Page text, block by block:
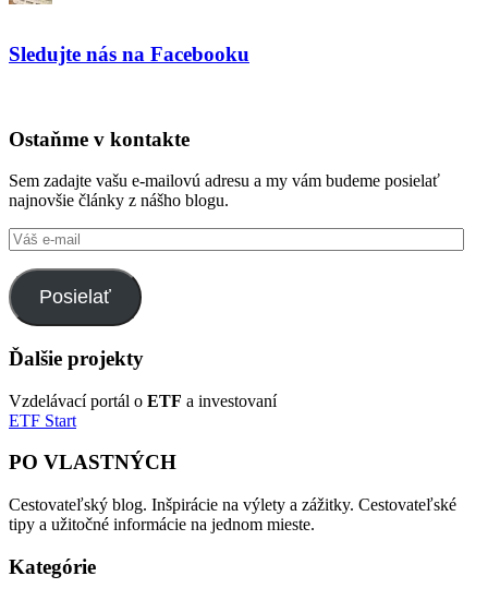
Sledujte nás na Facebooku
Ostaňme v kontakte
Sem zadajte vašu e-mailovú adresu a my vám budeme posielať
najnovšie články z nášho blogu.
Váš
e-
mail
Posielať
Ďalšie projekty
Vzdelávací portál o ETF a investovaní
ETF Start
PO VLASTNÝCH
Cestovateľský blog. Inšpirácie na výlety a zážitky. Cestovateľské
tipy a užitočné informácie na jednom mieste.
Kategórie